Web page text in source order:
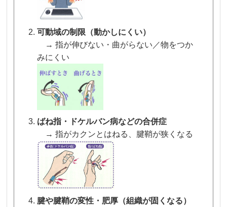
可動域の制限（動かしにくい）
→ 指が伸びない・曲がらない／物をつか
みにくい
ばね指・ドケルバン病などの合併症
→ 指がカクンとはねる、腱鞘が狭くなる
腱や腱鞘の変性・肥厚（組織が固くなる）